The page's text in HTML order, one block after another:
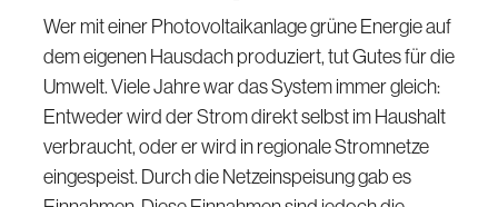
Wer mit einer Photovoltaikanlage grüne Energie auf
dem eigenen Hausdach produziert, tut Gutes für die
Umwelt. Viele Jahre war das System immer gleich:
Entweder wird der Strom direkt selbst im Haushalt
verbraucht, oder er wird in regionale Stromnetze
eingespeist. Durch die Netzeinspeisung gab es